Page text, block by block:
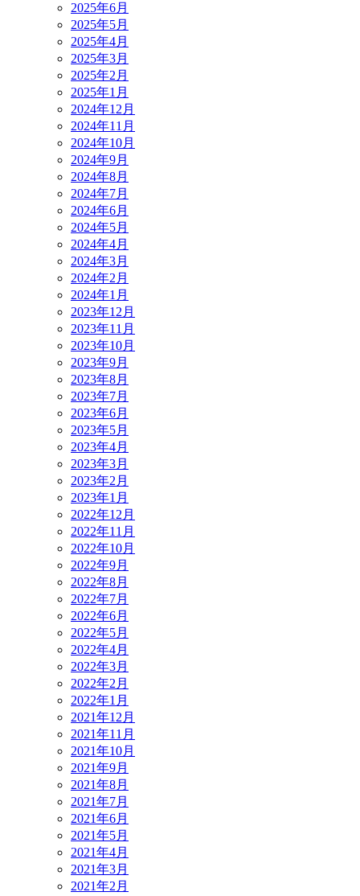
2025年6月
2025年5月
2025年4月
2025年3月
2025年2月
2025年1月
2024年12月
2024年11月
2024年10月
2024年9月
2024年8月
2024年7月
2024年6月
2024年5月
2024年4月
2024年3月
2024年2月
2024年1月
2023年12月
2023年11月
2023年10月
2023年9月
2023年8月
2023年7月
2023年6月
2023年5月
2023年4月
2023年3月
2023年2月
2023年1月
2022年12月
2022年11月
2022年10月
2022年9月
2022年8月
2022年7月
2022年6月
2022年5月
2022年4月
2022年3月
2022年2月
2022年1月
2021年12月
2021年11月
2021年10月
2021年9月
2021年8月
2021年7月
2021年6月
2021年5月
2021年4月
2021年3月
2021年2月